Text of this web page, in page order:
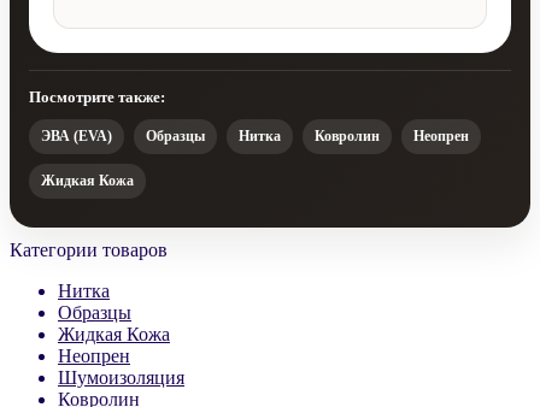
Посмотрите также:
ЭВА (EVA) Образцы Нитка Ковролин Неопрен
Жидкая Кожа
Категории товаров
Нитка
Образцы
Жидкая Кожа
Неопрен
Шумоизоляция
Ковролин